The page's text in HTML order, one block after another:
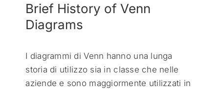
Brief History of Venn
Diagrams
I diagrammi di Venn hanno una lunga
storia di utilizzo sia in classe che nelle
aziende e sono maggiormente utilizzati in